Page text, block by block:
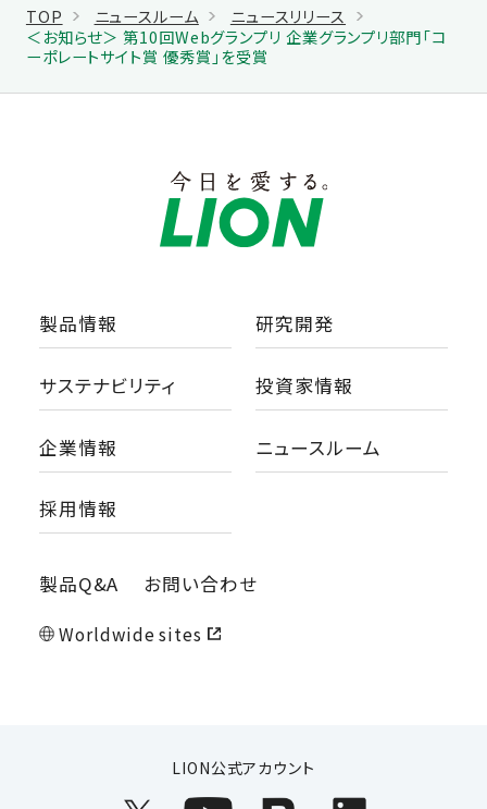
TOP ニュースルーム
ニュースリリース
＜お知らせ＞ 第10回Webグランプリ 企業グランプリ部門「コ
ーポレートサイト賞 優秀賞」を受賞
製品情報 研究開発
サステナビリティ 投資家情報
企業情報 ニュースルーム
採用情報
製品Q&A お問い合わせ
Worldwide sites
LION公式アカウント